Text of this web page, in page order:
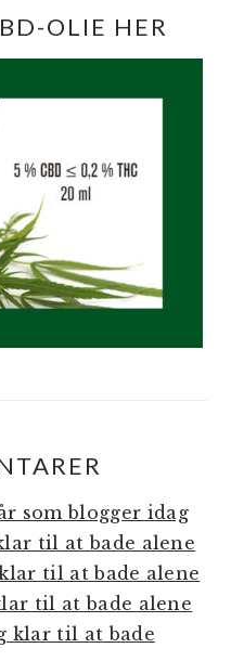
OLIE HER
som blogger idag
til at bade alene
til at bade alene
til at bade alene
klar til at bade